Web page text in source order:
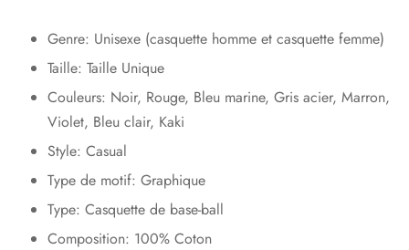
Genre: Unisexe (casquette homme et casquette femme)
Taille: Taille Unique
Couleurs: Noir, Rouge, Bleu marine, Gris acier, Marron,
Violet, Bleu clair, Kaki
Style: Casual
Type de motif: Graphique
Type: Casquette de base-ball
Composition: 100% Coton